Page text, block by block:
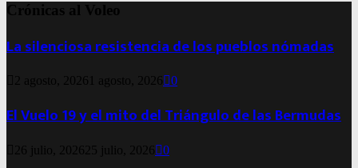
Crónicas al Voleo
La silenciosa resistencia de los pueblos nómadas
2 agosto, 2026 1 agosto, 2026 0
El Vuelo 19 y el mito del Triángulo de las Bermudas
26 julio, 2026 25 julio, 2026 0